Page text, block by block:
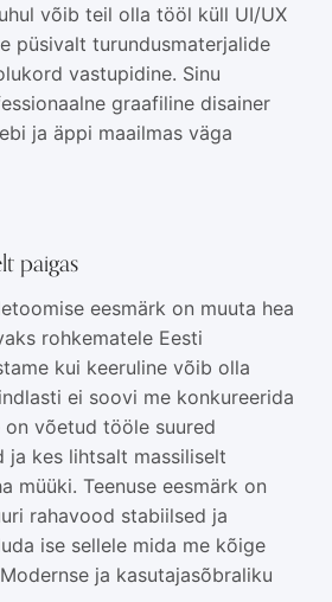
võib teil olla tööl küll UI/UX
püsivalt turundusmaterjalide
vastupidine. Sinu
graafiline disainer
ja äppi maailmas väga
paigas
eesmärk on muuta hea
rohkematele Eesti
kui keeruline võib olla
ei soovi me konkureerida
võetud tööle suured
ja kes lihtsalt massiliselt
müüki. Teenuse eesmärk on
rahavood stabiilsed ja
ise sellele mida me kõige
ja kasutajasõbraliku